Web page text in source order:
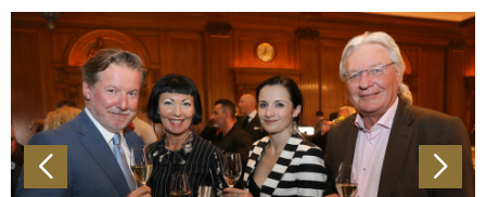
Hauptnavigation